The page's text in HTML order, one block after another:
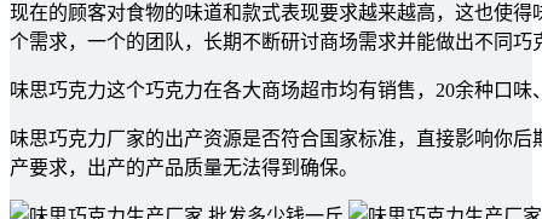
现在的顾客对食物的味道和款式表现要求越来越高，这也使
个需求，一个的团队，长期不断研讨商场需求并能做出不同
味思巧克力这个巧克力在各大商场超市均有销售，20余种口
味思巧克力厂家的出产资源是否符合国家标准，直接影响你
产要求，出产的产品质量无法得到确保。